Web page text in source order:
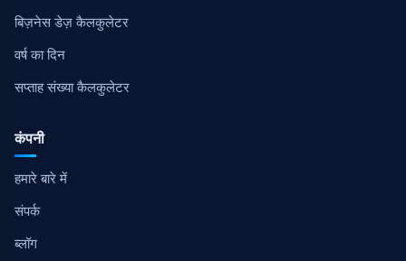
बिज़नेस डेज़ कैलकुलेटर
वर्ष का दिन
सप्ताह संख्या कैलकुलेटर
कंपनी
हमारे बारे में
संपर्क
ब्लॉग